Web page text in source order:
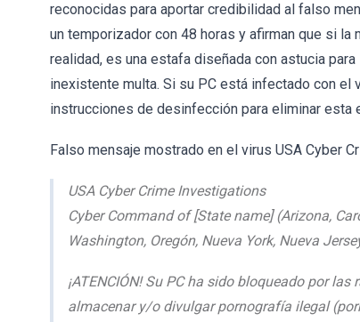
reconocidas para aportar credibilidad al falso
un temporizador con 48 horas y afirman que si la
realidad, es una estafa diseñada con astucia
inexistente multa. Si su PC está infectado con
instrucciones de desinfección para eliminar esta
Falso mensaje mostrado en el virus USA Cyber
USA Cyber Crime Investigations
Cyber Command of [State name] (Arizona,
Washington, Oregón, Nueva York, Nueva
¡ATENCIÓN! Su PC ha sido bloqueado por
almacenar y/o divulgar pornografía ilegal